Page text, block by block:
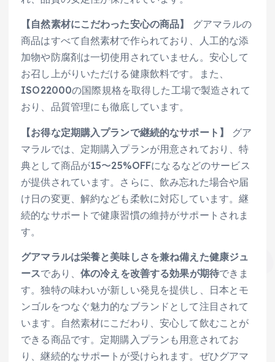
【自然素材にこだわった安心の商品】
グアマラルの
商品はすべて自然素材で作られており、人工的な添
加物や防腐剤は一切使用されていません。安心して
お召し上がりいただける健康飲料です。また、
ISO22000の国際規格を取得した工場で製造されて
おり、品質管理にも徹底しています。
【お得な定期購入プランで継続的なサポート】
グア
マラルでは、定期購入プランが用意されており、特
典として商品が15〜25%OFFになるなどのサービス
が提供されています。さらに、飲み忘れた場合や届
け日の変更、解約なども柔軟に対応しています。継
続的なサポートで健康習慣の維持がサポートされま
す。
グアマラルは栄養と美味しさを兼ね備えた健康ジュ
ースであり、 体の冷えを改善する効果が期待できま
す。独特の味わいが新しい発見を提供し、日本とモ
ンゴルをつなぐ魅力的なブランドとして注目されて
います。自然素材にこだわり、安心して飲むことが
できる商品です。定期購入プランも用意されてお
り、継続的なサポートが受けられます。ぜひグアマ